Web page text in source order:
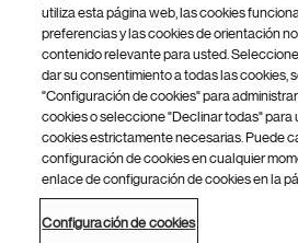
inferior
del
© 2026 Novartis
Política de privacidad Términos de uso
Configuración de cookies
utiliza esta página web, las cookies
preferencias y las cookies de orientación
contenido relevante para usted.
dar su consentimiento a todas las cookies,
"Configuración de cookies" para
cookies o seleccione "Declinar todas" para
cookies estrictamente necesarias. Puede
configuración de cookies en cualquier
enlace de configuración de cookies en la
Configuración de cookies